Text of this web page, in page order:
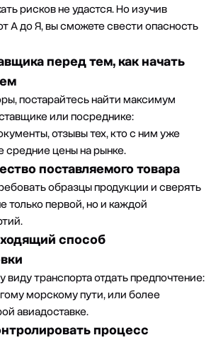
рисков не удастся. Но изучив
А до Я, вы сможете свести опасность
перед тем, как начать
постарайтесь найти максимум
или посреднике:
отзывы тех, кто с ним уже
средние цены на рынке.
поставляемого товара
образцы продукции и сверять
только первой, но и каждой
способ
виду транспорта отдать предпочтение:
морскому пути, или более
авиадоставке.
процесс